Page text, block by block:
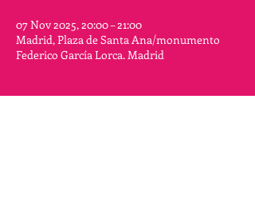
07 Nov 2025, 20:00 – 21:00
Madrid, Plaza de Santa Ana/monumento
Federico García Lorca. Madrid